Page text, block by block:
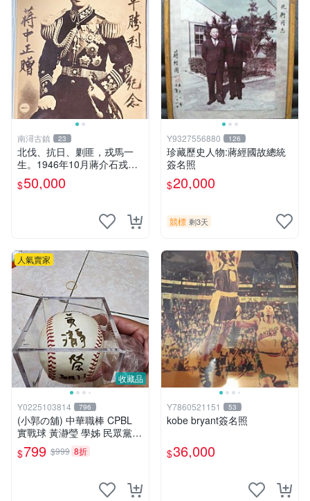
南潯古鎮 23
北伐、抗日、剿匪，戎馬一
生。1946年10月蔣介石戎裝
照片（蔣介石親簽盟軍勝利紀
念 蔣中正贈）
$50,000
Y9327556880 126
珍藏歷史人物:蔣經國故總統
簽名照
$20,000
競標 剩3天
收藏品
人氣賣家
Y0225103814 796
(小郭の舖) 中華職棒 CPBL
實戰球 黃瀞瑩 學姊 民眾黨
議員 親筆簽名球 金筆簽 職棒
30周年展簽到的
$799 $999 8折
Y7860521151 53
kobe bryant簽名照
$36,000